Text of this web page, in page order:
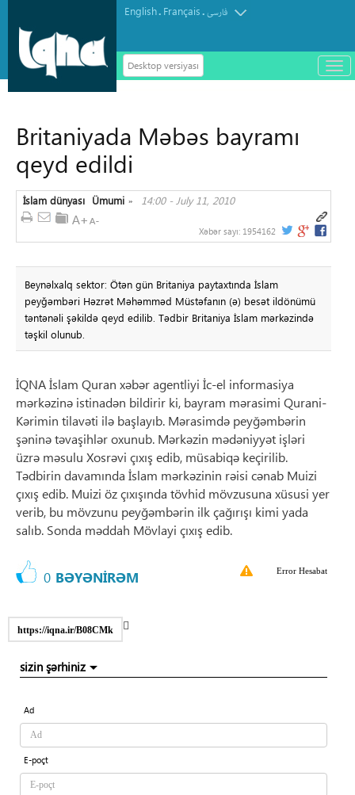
English. Français.فارسی
Desktop versiyası
باز
و
Britaniyada Məbəs bayramı
qeyd edildi
İslam dünyası »
Ümumi 14:00 - July 11, 2010
Xəbər sayı: 1954162
Beynəlxalq sektor: Ötən gün Britaniya paytaxtında İslam
peyğəmbəri Həzrət Məhəmməd Müstəfanın (ə) besət ildönümü
təntənəli şəkildə qeyd edilib. Tədbir Britaniya İslam mərkəzində
təşkil olunub.
İQNA İslam Quran xəbər agentliyi İc-el informasiya
mərkəzinə istinadən bildirir ki, bayram mərasimi Qurani-
Kərimin tilavəti ilə başlayıb. Mərasimdə peyğəmbərin
şəninə təvaşihlər oxunub. Mərkəzin mədəniyyət işləri
üzrə məsulu Xosrəvi çıxış edib, müsabiqə keçirilib.
Tədbirin davamında İslam mərkəzinin rəisi cənab Muizi
çıxış edib. Muizi öz çıxışında tövhid mövzusuna xüsusi yer
verib, bu mövzunu peyğəmbərin ilk çağırışı kimi yada
salıb. Sonda məddah Mövlayi çıxış edib.
0 BƏYƏNİRƏM Error Hesabat
https://iqna.ir/B08CMk
sizin şərhiniz
Ad
E-poçt